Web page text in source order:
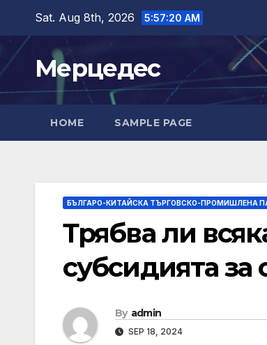
content
Sat. Aug 8th, 2026 5:57:21 AM
Мерцедес
HOME SAMPLE PAGE
БЪЛГАРО-КИТАЙСКА ТЪРГОВСКО-ПРОМИШЛЕНА
Трябва ли
субсидията за
By admin
SEP 18, 2024